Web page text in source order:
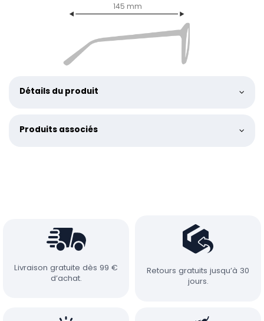
145 mm
Détails du produit
Produits associés
Livraison gratuite dès 99 €
d’achat.
Retours gratuits jusqu’à 30
jours.